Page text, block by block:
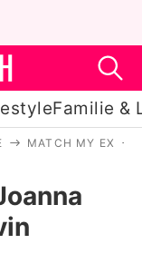
Familie &
MATCH MY EX